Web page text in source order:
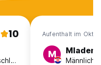
10
Männlich, 18-24, Deutschland
Aufenthalt im Okt
M Mladen
Männlich,